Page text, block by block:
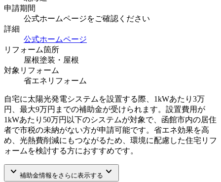
申請期間
公式ホームページをご確認ください
詳細
公式ホームページ
リフォーム箇所
屋根塗装・屋根
対象リフォーム
省エネリフォーム
自宅に太陽光発電システムを設置する際、1kWあたり3万
円、最大9万円までの補助金が受けられます。設置費用が
1kWあたり50万円以下のシステムが対象で、函館市内の居住
者で市税の未納がない方が申請可能です。省エネ効果を高
め、光熱費削減にもつながるため、環境に配慮した住宅リフ
ォームを検討する方におすすめです。
keyboard_arrow_down 補助金情報をさらに表示する keyboard_arrow_down